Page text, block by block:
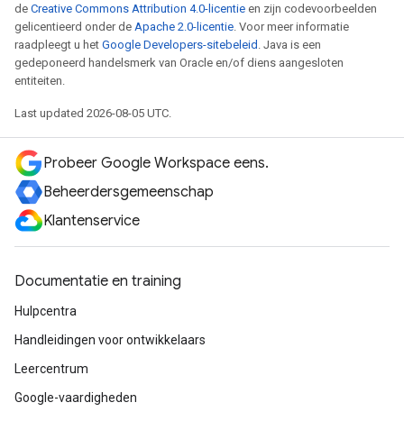
de Creative Commons Attribution 4.0-licentie en zijn codevoorbeelden
gelicentieerd onder de Apache 2.0-licentie . Voor meer informatie
raadpleegt u het Google Developers-sitebeleid . Java is een
gedeponeerd handelsmerk van Oracle en/of diens aangesloten
entiteiten.
Last updated 2026-08-05 UTC.
Probeer Google Workspace eens.
Beheerdersgemeenschap
Klantenservice
Documentatie en training
Hulpcentra
Handleidingen voor ontwikkelaars
Leercentrum
Google-vaardigheden